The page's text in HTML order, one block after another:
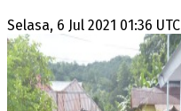
Selasa, 6 Jul 2021 01:36 UTC